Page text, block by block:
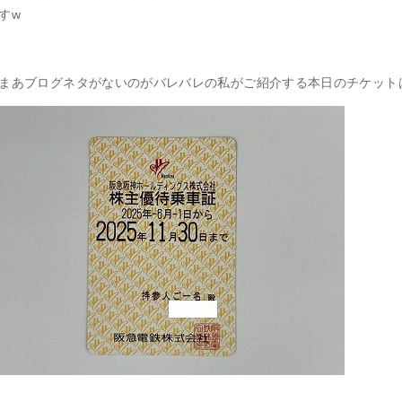
w
あブログネタがないのがバレバレの私がご紹介する本日のチケット